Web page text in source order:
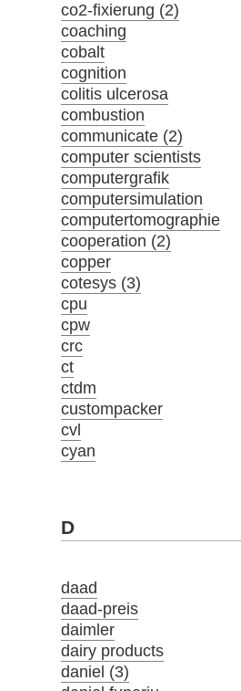
co2-fixierung (2)
coaching
cobalt
cognition
colitis ulcerosa
combustion
communicate (2)
computer scientists
computergrafik
computersimulation
computertomographie
cooperation (2)
copper
cotesys (3)
cpu
cpw
crc
ct
ctdm
custompacker
cvl
cyan
D
daad
daad-preis
daimler
dairy products
daniel (3)